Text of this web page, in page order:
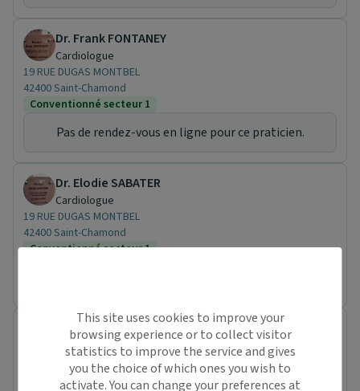
Dr. Frank FONTANEY
Cardiologue
19 RUE DUGAS MONTBEL
42400 Saint-Chamond
Conventionné secteur 1
Pas de rendez-vous en ligne pour ce praticien.
Dr. Elodie SABATER
Cardiologue
19 RUE DUGAS MONTBEL
42400 Saint-Chamond
Conventionné secteur 1
Centre de santé Filieris Le Chambon-Feugerolles
Centre de santé
6 Rue Jean Dasté
42500 Le Chambon-Feugerolles
This site uses cookies to improve your
browsing experience or to collect visitor
statistics to improve the service and gives
you the choice of which ones you wish to
activate. You can change your preferences at